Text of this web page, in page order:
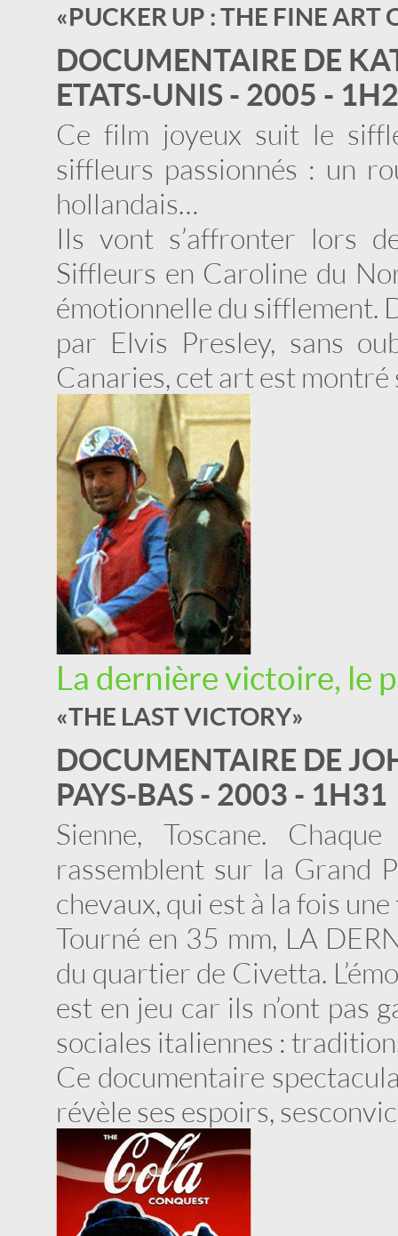
« PUCKER UP : THE FINE ART
DOCUMENTAIRE DE
ETATS-UNIS - 2005 -
Ce film joyeux suit le
siffleurs passionnés : un
hollandais…
Ils vont s’affronter lors
Siffleurs en Caroline du
émotionnelle du sifflement.
par Elvis Presley, sans
Canaries, cet art est montré
La dernière victoire, le
« THE LAST VICTORY »
DOCUMENTAIRE DE
PAYS-BAS - 2003 - 1H31
Sienne, Toscane.
rassemblent sur la Grand
chevaux, qui est à la fois
Tourné en 35 mm, LA
du quartier de Civetta.
est en jeu car ils n’ont pas
sociales italiennes :
Ce documentaire
révèle ses espoirs, ses